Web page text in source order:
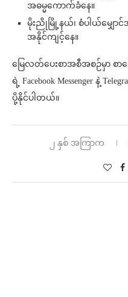
အဓမ္မကောက်ခံနေ။
မိုးညိုမြို့နယ်၊ စံပါယ်မျှော
အနိုင်ကျင့်နေ။
မြေလတ်ပေးစာအစီအစဉ်မှာ စ
ရဲ့ Facebook Messenger နဲ့
ပို့နိုင်ပါတယ်။
၂ နှစ် အကြာက